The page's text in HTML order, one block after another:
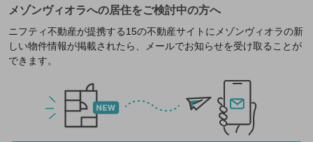
メゾンヴィオラへの居住をご検討中の方へ
ニフティ不動産が提携する15の不動産サイトにメゾンヴィオラの新
しい物件情報が掲載されたら、メールでお知らせを受け取ることが
できます。